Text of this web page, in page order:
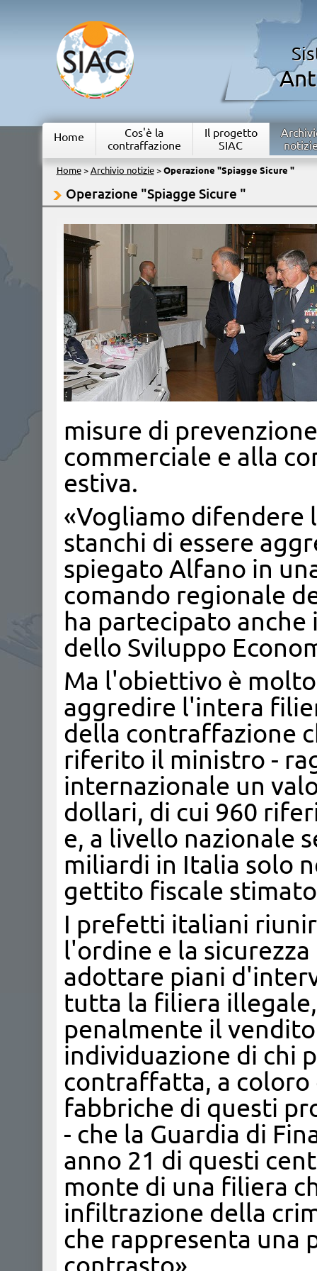
Home
Cos'è la
contraffazione
Il progetto
SIAC
Home> Archivio notizie> Operazione "Spiagge Sicure "
Operazione "Spiagge Sicure "
misure di
commerciale e alla
estiva.
«Vogliamo difendere
stanchi di essere
spiegato Alfano in
comando regionale
ha partecipato
dello Sviluppo
Ma l'obiettivo è
aggredire l'intera
della contraffazione
riferito il ministro -
internazionale un
dollari, di cui 960
e, a livello nazionale
miliardi in Italia solo
gettito fiscale
I prefetti italiani
l'ordine e la
adottare piani
tutta la filiera
penalmente il
individuazione di chi
contraffatta, a coloro
fabbriche di questi
- che la Guardia di
anno 21 di questi
monte di una filiera
infiltrazione della
che rappresenta
contrasto».